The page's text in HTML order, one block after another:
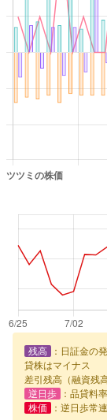
残高
：日証金の
貸株はマイナス
差引残高（融資残
逆日歩
：品貸料
株価
：逆日歩常